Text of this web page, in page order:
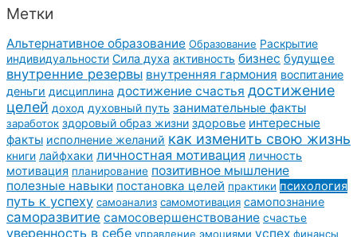
Метки
Альтернативное образование Образование Раскрытие
индивидуальности Сила духа активность бизнес будущее
внутренние резервы внутренняя гармония воспитание
деньги дисциплина достижение счастья достижение
целей доход духовный путь занимательные факты
заработок здоровый образ жизни здоровье интересные
факты исполнение желаний как изменить свою жизнь
книги лайфхаки личностная мотивация личность
мотивация планирование позитивное мышление
полезные навыки постановка целей практики психология
путь к успеху самоанализ самомотивация самопознание
саморазвитие самосовершенствование счастье
уверенность в себе управление эмоциями успех финансы